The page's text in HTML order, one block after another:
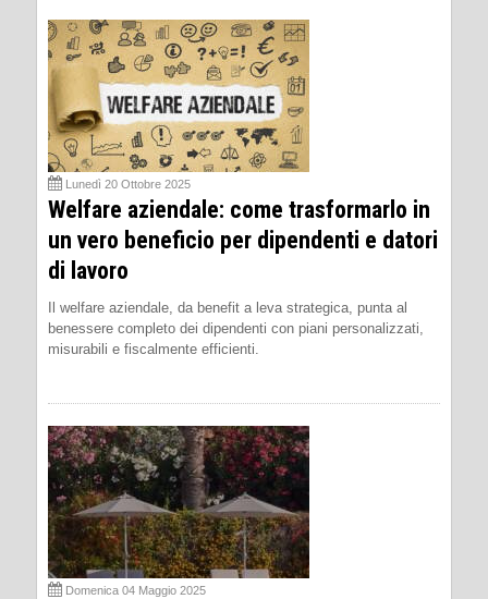
Lunedì 20 Ottobre 2025
Welfare aziendale: come trasformarlo in
un vero beneficio per dipendenti e datori
di lavoro
Il welfare aziendale, da benefit a leva strategica, punta al
benessere completo dei dipendenti con piani personalizzati,
misurabili e fiscalmente efficienti.
Domenica 04 Maggio 2025